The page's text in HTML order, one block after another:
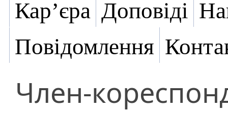
Кар’єра Доповіді
Повідомлення
Член-